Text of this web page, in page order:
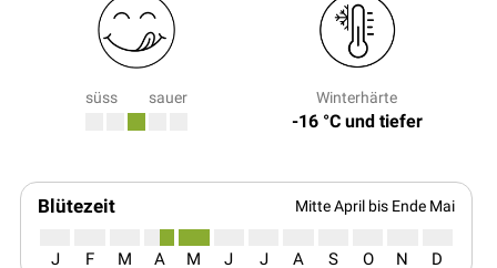
süss sauer Winterhärte
-16 °C und tiefer
Blütezeit Mitte April bis Ende Mai
J F M A M J J A S O N D